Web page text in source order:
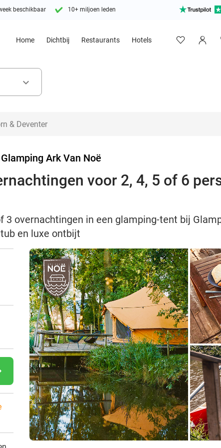
beschikbaar 10+ miljoen leden
Home Dichtbij Restaurants Hotels
keyboard_arrow_down
Glamping Ark Van Noë
voor 2, 4, 5 of 6
3 overnachtingen in een glamping-tent bij
en luxe ontbijt